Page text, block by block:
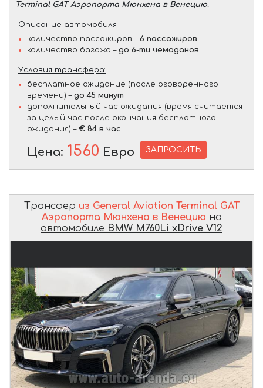
Terminal GAT Аэропорта Мюнхена в Венецию.
Описание автомобиля:
количество пассажиров – 6 пассажиров
количество багажа – до 6-ти чемоданов
Условия трансфера:
бесплатное ожидание (после оговоренного
времени) – до 45 минут
дополнительный час ожидания (время считается
за целый час после окончания бесплатного
ожидания) – € 84 в час
Цена: 1560 Евро ЗАПРОСИТЬ
Трансфер из General Aviation Terminal GAT
Аэропорта Мюнхена в Венецию на
автомобиле BMW M760Li xDrive V12